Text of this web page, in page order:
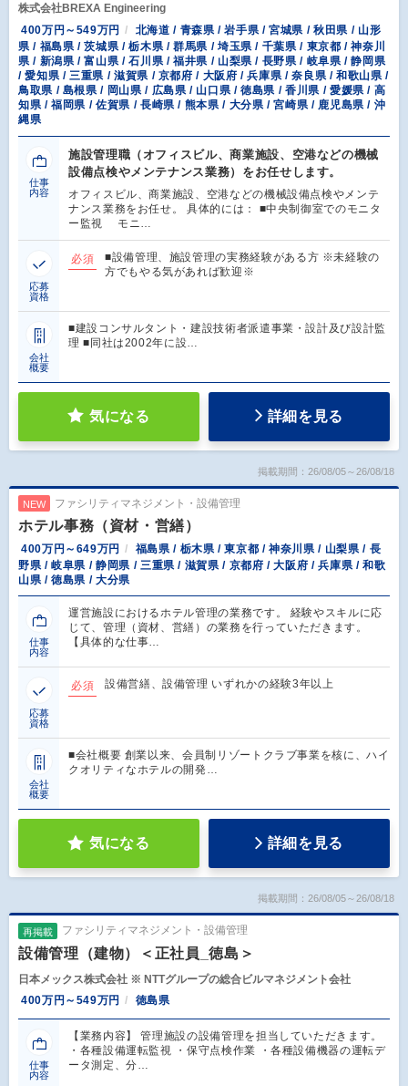
株式会社BREXA Engineering
400万円～549万円
北海道 / 青森県 / 岩手県 / 宮城県 / 秋田県 / 山形
県 / 福島県 / 茨城県 / 栃木県 / 群馬県 / 埼玉県 / 千葉県 / 東京都 / 神奈川
県 / 新潟県 / 富山県 / 石川県 / 福井県 / 山梨県 / 長野県 / 岐阜県 / 静岡県
/ 愛知県 / 三重県 / 滋賀県 / 京都府 / 大阪府 / 兵庫県 / 奈良県 / 和歌山県 /
鳥取県 / 島根県 / 岡山県 / 広島県 / 山口県 / 徳島県 / 香川県 / 愛媛県 / 高
知県 / 福岡県 / 佐賀県 / 長崎県 / 熊本県 / 大分県 / 宮崎県 / 鹿児島県 / 沖
縄県
仕事
内容
施設管理職（オフィスビル、商業施設、空港などの機械
設備点検やメンテナンス業務）をお任せします。
オフィスビル、商業施設、空港などの機械設備点検やメンテ
ナンス業務をお任せ。 具体的には： ■中央制御室でのモニタ
ー監視 モニ…
応募
資格
必須
■設備管理、施設管理の実務経験がある方 ※未経験の
方でもやる気があれば歓迎※
会社
概要
■建設コンサルタント・建設技術者派遣事業・設計及び設計監
理 ■同社は2002年に設…
気になる 詳細を見る
掲載期間：26/08/05～26/08/18
NEW ファシリティマネジメント・設備管理
ホテル事務（資材・営繕）
400万円～649万円
福島県 / 栃木県 / 東京都 / 神奈川県 / 山梨県 / 長
野県 / 岐阜県 / 静岡県 / 三重県 / 滋賀県 / 京都府 / 大阪府 / 兵庫県 / 和歌
山県 / 徳島県 / 大分県
仕事
内容
運営施設におけるホテル管理の業務です。 経験やスキルに応
じて、管理（資材、営繕）の業務を行っていただきます。
【具体的な仕事…
応募
資格
必須 設備営繕、設備管理 いずれかの経験3年以上
会社
概要
■会社概要 創業以来、会員制リゾートクラブ事業を核に、ハイ
クオリティなホテルの開発…
気になる 詳細を見る
掲載期間：26/08/05～26/08/18
再掲載 ファシリティマネジメント・設備管理
設備管理（建物）＜正社員_徳島＞
日本メックス株式会社 ※ NTTグループの総合ビルマネジメント会社
400万円～549万円
徳島県
仕事
内容
【業務内容】 管理施設の設備管理を担当していただきます。
・各種設備運転監視 ・保守点検作業 ・各種設備機器の運転デ
ータ測定、分…